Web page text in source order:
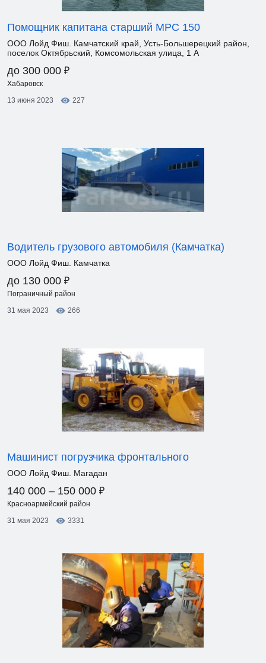
Помощник капитана старший МРС 150
ООО Лойд Фиш. Камчатский край, Усть-Большерецкий район,
поселок Октябрьский, Комсомольская улица, 1 А
до 300 000 ₽
Хабаровск
13 июня 2023
227
Водитель грузового автомобиля (Камчатка)
ООО Лойд Фиш. Камчатка
до 130 000 ₽
Пограничный район
31 мая 2023
266
Машинист погрузчика фронтального
ООО Лойд Фиш. Магадан
140 000 – 150 000 ₽
Красноармейский район
31 мая 2023
3331